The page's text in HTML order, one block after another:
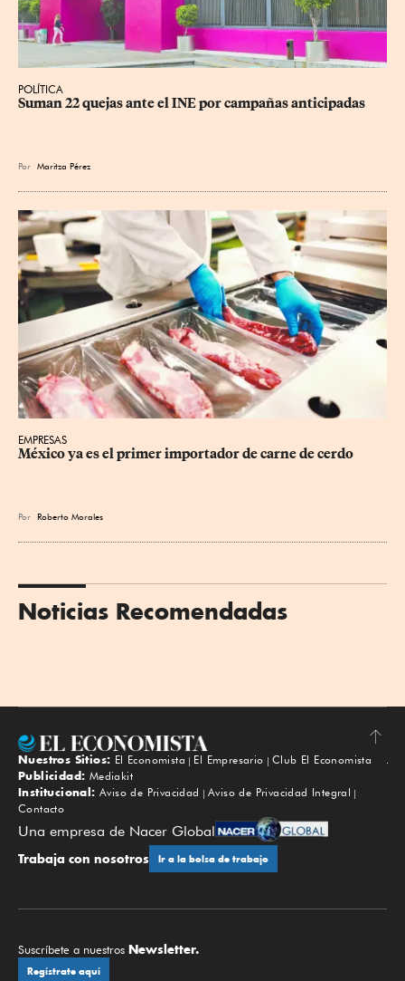
POLÍTICA
Suman 22 quejas ante el INE por campañas anticipadas
Por Maritza Pérez
EMPRESAS
México ya es el primer importador de carne de cerdo
Por Roberto Morales
Noticias Recomendadas
Subir
Nuestros Sitios: El Economista El Empresario
Club El Economista
Publicidad: Mediakit
Institucional: Aviso de Privacidad
Aviso de Privacidad Integral
Contacto
Una empresa de Nacer Global
Trabaja con nosotros Ir a la bolsa de trabajo
Suscríbete a nuestros Newsletter.
Regístrate aquí